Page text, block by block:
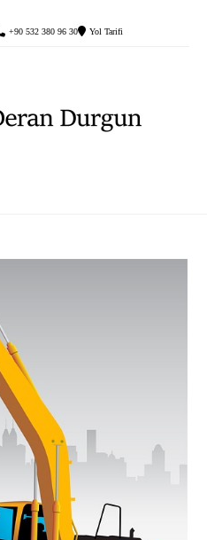
+90 532 380 96 30 Yol Tarifi